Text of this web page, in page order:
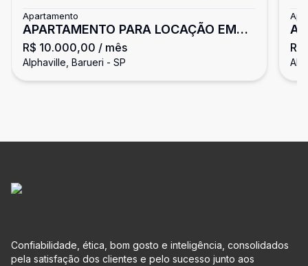
Apartamento
APARTAMENTO PARA LOCAÇÃO EM
ALPHAVILLLE
R$ 10.000,00 / mês
Alphaville, Barueri - SP
Confiabilidade, ética, bom gosto e inteligência, consolidados
pela satisfação dos clientes e pelo sucesso junto aos